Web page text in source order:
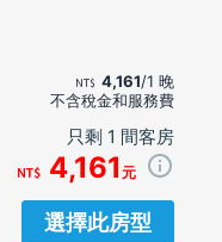
4,161/1 晚
不含稅金和服務費
只剩 1 間客房
4,161 元
選擇此房型